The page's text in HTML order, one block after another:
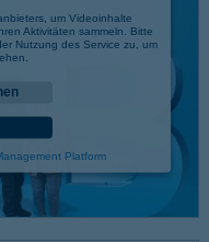
um Videoinhalte
Aktivitäten sammeln. Bitte
Nutzung des Service zu, um
Platform